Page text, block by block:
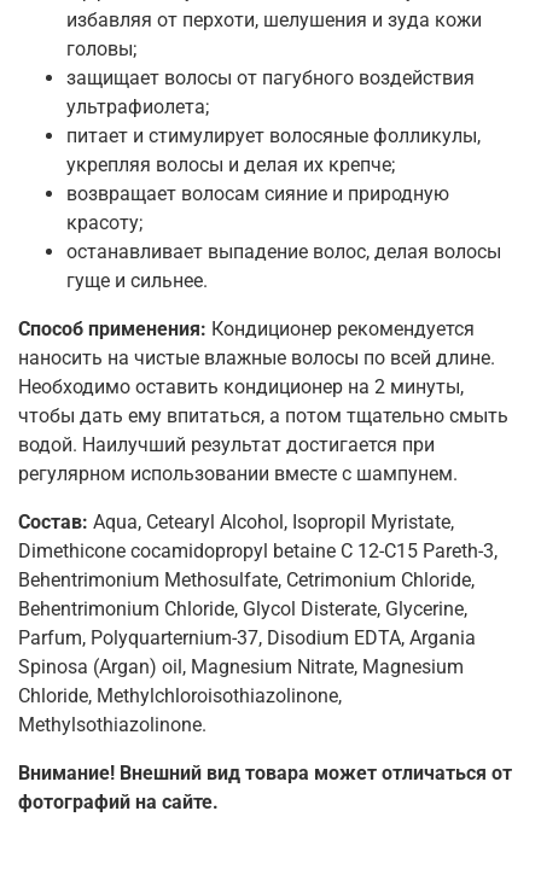
избавляя от перхоти, шелушения и зуда кожи
головы;
защищает волосы от пагубного воздействия
ультрафиолета;
питает и стимулирует волосяные фолликулы,
укрепляя волосы и делая их крепче;
возвращает волосам сияние и природную
красоту;
останавливает выпадение волос, делая волосы
гуще и сильнее.
Способ применения: Кондиционер рекомендуется
наносить на чистые влажные волосы по всей длине.
Необходимо оставить кондиционер на 2 минуты,
чтобы дать ему впитаться, а потом тщательно смыть
водой. Наилучший результат достигается при
регулярном использовании вместе с шампунем.
Состав: Aqua, Cetearyl Alcohol, Isopropil Myristate,
Dimethicone cocamidopropyl betaine C 12-C15 Pareth-3,
Behentrimonium Methosulfate, Cetrimonium Chloride,
Behentrimonium Chloride, Glycol Disterate, Glycerine,
Parfum, Polyquarternium-37, Disodium EDTA, Argania
Spinosa (Argan) oil, Magnesium Nitrate, Magnesium
Chloride, Methylchloroisothiazolinone,
Methylsothiazolinone.
Внимание! Внешний вид товара может отличаться от
фотографий на сайте.